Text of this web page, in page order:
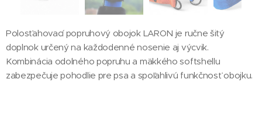
Polosťahovací popruhový obojok LARON je ručne šitý
doplnok určený na každodenné nosenie aj výcvik.
Kombinácia odolného popruhu a mäkkého softshellu
zabezpečuje pohodlie pre psa a spoľahlivú funkčnosť obojku.